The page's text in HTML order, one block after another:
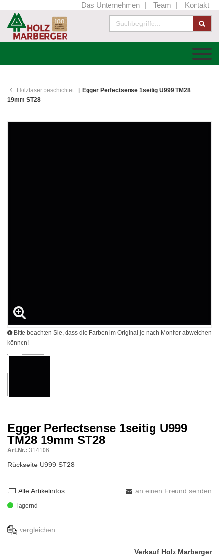
Das Unternehmen Team Kontakt
Holzfaser beschichtet
Egger Perfectsense 1seitig U999 TM28
19mm ST28
Bitte beachten Sie, dass die Farben im Original je nach Monitor abweichen
können!
Egger Perfectsense 1seitig U999
TM28 19mm ST28
Art.Nr.: 314106
Rückseite U999 ST28
Alle Artikelinfos an einen Freund senden
lagernd
vergleichen
Verkauf Holz Marberger